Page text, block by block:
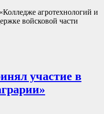
агротехнологий и
войсковой части
участие в